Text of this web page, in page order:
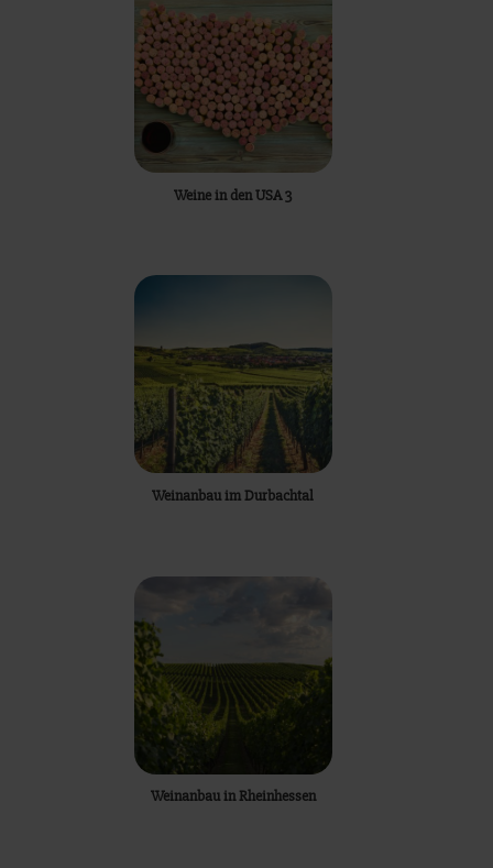
Weine in den USA 3
Weinanbau im Durbachtal
Weinanbau in Rheinhessen